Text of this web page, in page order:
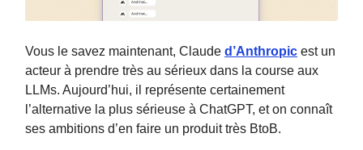
Vous le savez maintenant, Claude d’Anthropic est un
acteur à prendre très au sérieux dans la course aux
LLMs. Aujourd’hui, il représente certainement
l’alternative la plus sérieuse à ChatGPT, et on connaît
ses ambitions d’en faire un produit très BtoB.